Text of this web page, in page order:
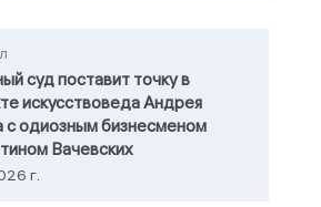
суд поставит точку в
искусствоведа Андрея
с одиозным бизнесменом
Вачевских
г.